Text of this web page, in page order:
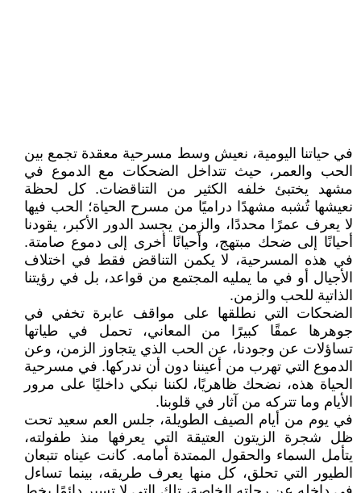
في حياتنا اليومية، نعيش وسط مسرحية معقدة تجمع بين
الحب والعمر، حيث تتداخل الضحكات مع الدموع في
مشهد يختبئ خلفه الكثير من التناقضات. كل لحظة
نعيشها تُشبه مشهدًا دراميًا من مسرح الحياة؛ الحب فيها
لا يعرف عمرًا محددًا، والزمن يجسد الدور الأكبر، يقودنا
أحيانًا إلى ضحك مبتهج، وأحيانًا أخرى إلى دموع صامتة.
في هذه المسرحية، لا يكمن التناقض فقط في اختلاف
الأجيال أو في ما يمليه المجتمع من قواعد، بل في رؤيتنا
الذاتية للحب والزمن.
الضحكات التي نطلقها على مواقف عابرة تخفي في
جوهرها عمقًا كبيرًا من المعاني، تحمل في طياتها
تساؤلات عن وجودنا، عن الحب الذي يتجاوز الزمن، وعن
الدموع التي تهرب من أعيننا دون أن ندركها. في مسرحية
الحياة هذه، نضحك ظاهريًا، لكننا نبكي داخليًا على مرور
الأيام وما تتركه من آثار في قلوبنا.
في يوم من أيام الصيف الطويلة، جلس العم سعيد تحت
ظل شجرة الزيتون العتيقة التي يعرفها منذ طفولته،
يتأمل السماء والحقول الممتدة أمامه. كانت عيناه تتبعان
الطيور التي تحلق، كل منها يعرف طريقه، بينما تساءل